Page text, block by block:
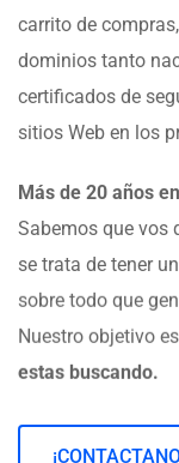
carrito de
dominios tanto
certificados de
sitios Web en los
Más de 20 años en
Sabemos que vos
se trata de tener
sobre todo que
Nuestro objetivo
estas buscando.